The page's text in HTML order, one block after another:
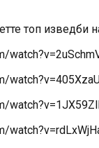
топ изведби